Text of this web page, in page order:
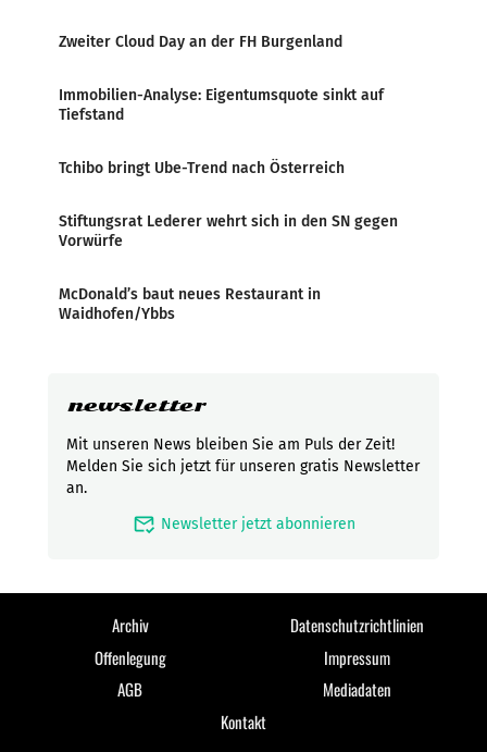
Zweiter Cloud Day an der FH Burgenland
Immobilien-Analyse: Eigentumsquote sinkt auf
Tiefstand
Tchibo bringt Ube-Trend nach Österreich
Stiftungsrat Lederer wehrt sich in den SN gegen
Vorwürfe
McDonald’s baut neues Restaurant in
Waidhofen/Ybbs
newsletter
Mit unseren News bleiben Sie am Puls der Zeit!
Melden Sie sich jetzt für unseren gratis Newsletter
an.
mark_email_read Newsletter jetzt abonnieren
Archiv
Datenschutzrichtlinien
Offenlegung
Impressum
AGB
Mediadaten
Kontakt